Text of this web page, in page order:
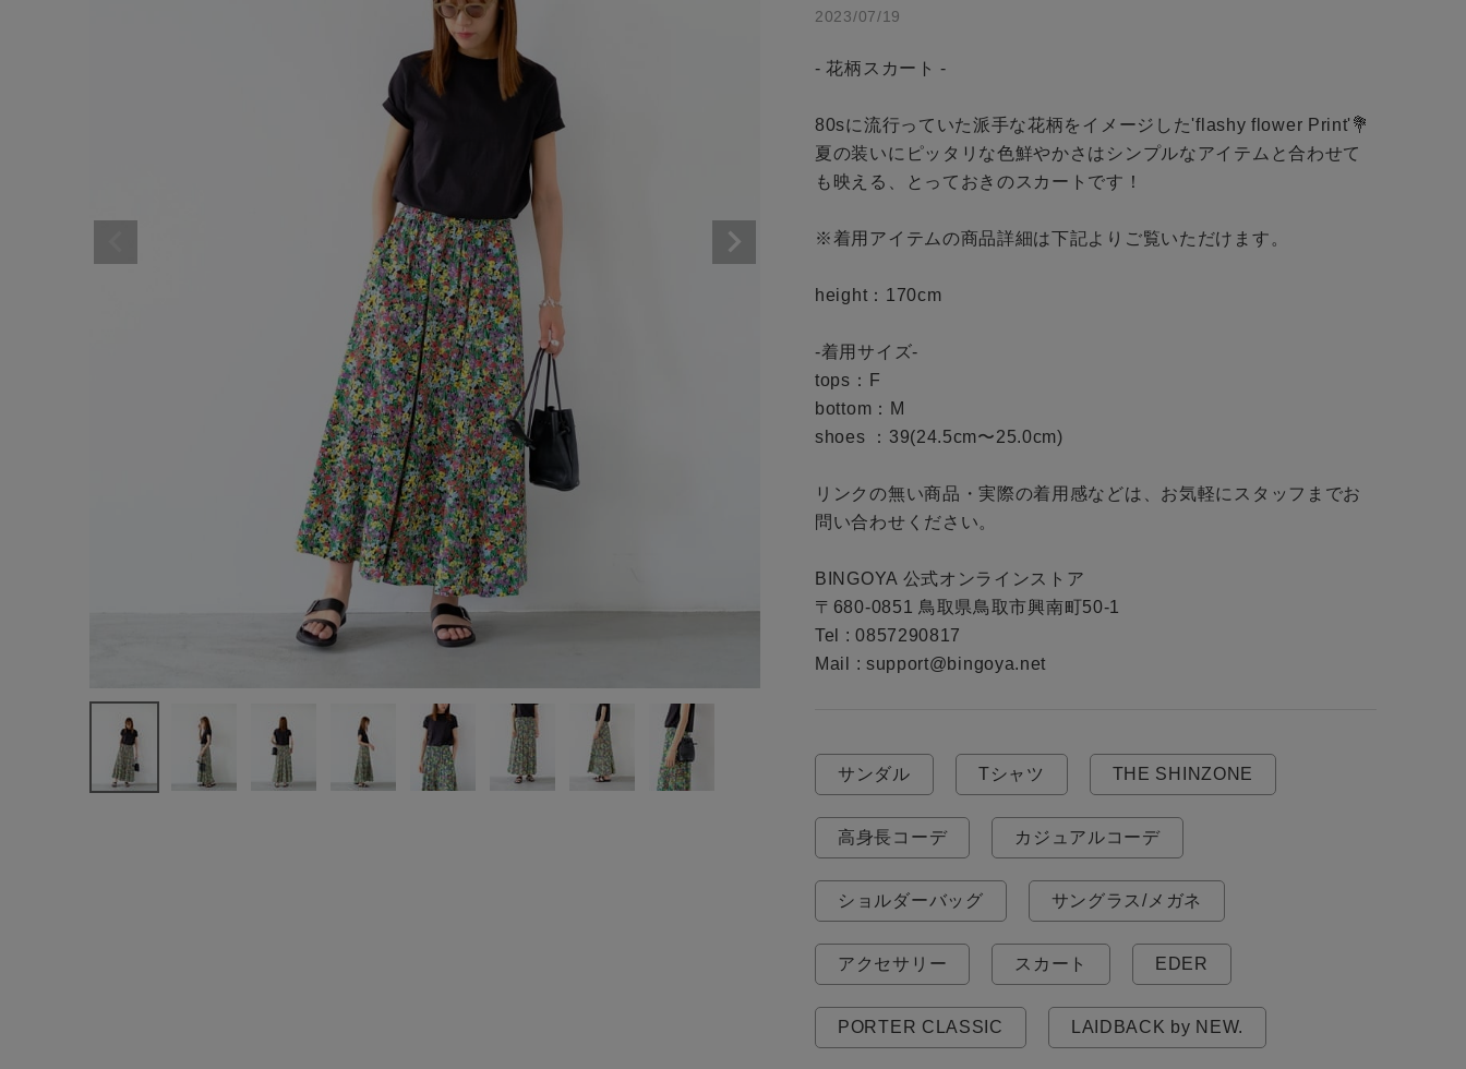
ログイン / マイページ
お気に入りアイテム
アイテムを探す
スタイリングから探す
WEB限定アイテムを探す
履き比べ可能商品から探す
採用情報
ギフトカード
お知らせ・ご利用ガイド
無料公式アプリダウンロード
セール価格 WEB限定
在庫あり
この条件で絞り込む
2023/07/19
- 花柄スカート -
80sに流行っていた派手な花柄をイメージした'flashy flower Print'💐
夏の装いにピッタリな色鮮やかさはシンプルなアイテムと合わせて
も映える、とっておきのスカートです！
※着用アイテムの商品詳細は下記よりご覧いただけます。
height：170cm
-着用サイズ-
tops：F
bottom：M
shoes ：39(24.5cm〜25.0cm)
リンクの無い商品・実際の着用感などは、お気軽にスタッフまでお
問い合わせください。
BINGOYA 公式オンラインストア
〒680-0851 鳥取県鳥取市興南町50-1
Tel : 0857290817
Mail : support@bingoya.net
サンダル Tシャツ THE SHINZONE
高身長コーデ カジュアルコーデ
ショルダーバッグ サングラス/メガネ
アクセサリー スカート EDER
PORTER CLASSIC LAIDBACK by NEW.